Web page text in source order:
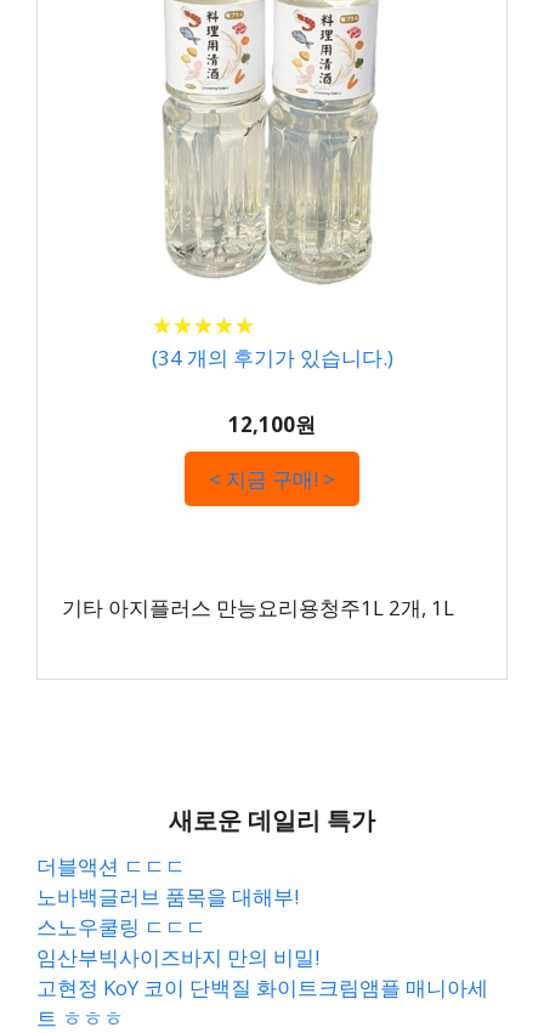
★★★★★
★★★★★
(34개의 후기가 있습니다.)
12,100원
< 지금 구매! >
기타 아지플러스 만능요리용청주1L 2개, 1L
새로운 데일리 특가
더블액션 ㄷㄷㄷ
노바백글러브 품목을 대해부!
스노우쿨링 ㄷㄷㄷ
임산부빅사이즈바지 만의 비밀!
고현정 KoY 코이 단백질 화이트크림앰플 매니아세
트 ㅎㅎㅎ